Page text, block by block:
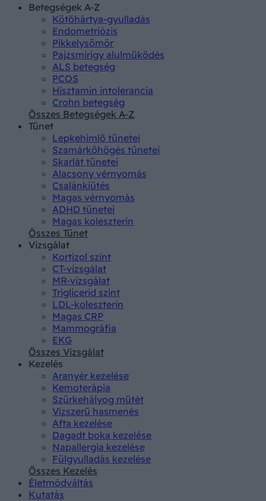
Betegségek A-Z
Kötőhártya-gyulladás
Endometriózis
Pikkelysömör
Pajzsmirigy alulműködés
ALS betegség
PCOS
Hisztamin intolerancia
Crohn betegség
Összes Betegségek A-Z
Tünet
Lepkehimlő tünetei
Szamárköhögés tünetei
Skarlát tünetei
Alacsony vérnyomás
Csalánkiütés
Magas vérnyomás
ADHD tünetei
Magas koleszterin
Összes Tünet
Vizsgálat
Kortizol szint
CT-vizsgálat
MR-vizsgálat
Triglicerid szint
LDL-koleszterin
Magas CRP
Mammográfia
EKG
Összes Vizsgálat
Kezelés
Aranyér kezelése
Kemoterápia
Szürkehályog műtét
Vízszerű hasmenés
Afta kezelése
Dagadt boka kezelése
Napallergia kezelése
Fülgyulladás kezelése
Összes Kezelés
Életmódváltás
Kutatás